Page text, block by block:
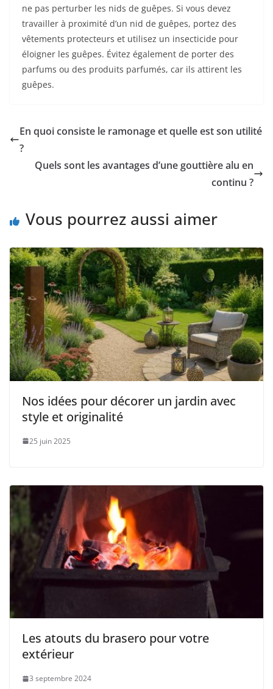
ne pas perturber les nids de guêpes. Si vous devez
travailler à proximité d’un nid de guêpes, portez des
vêtements protecteurs et utilisez un insecticide pour
éloigner les guêpes. Évitez également de porter des
parfums ou des produits parfumés, car ils attirent les
guêpes.
En quoi consiste le ramonage et quelle est son utilité
?
Quels sont les avantages d’une gouttière alu en
continu ?
Vous pourrez aussi aimer
Nos idées pour décorer un jardin avec
style et originalité
25 juin 2025
Les atouts du brasero pour votre
extérieur
3 septembre 2024